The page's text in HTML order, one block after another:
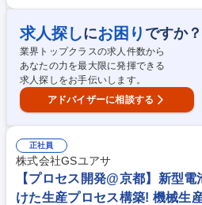
■管理表の作成・チェック■システム運用
型業務】※スキルに応じて ■システム開発
補助 ■ベンダーとの調整補助■システム改善・最適化
京/データ管理・システム運用サポート（
求人探しにお困り ですか？
業界トップクラスの求人件数から
あなたの力を最大限に発揮できる
求人探しをお手伝いします。
アドバイザーに相談する
正社員
株式会社GSユアサ
【プロセス開発@京都】新型
けた生産プロセス構築! 機械生